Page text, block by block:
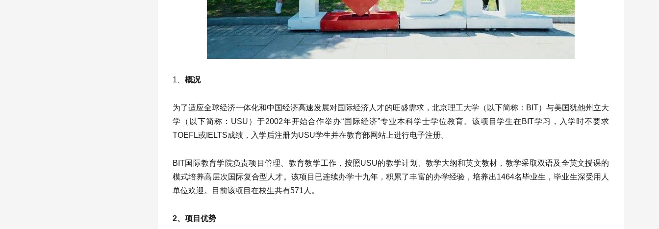
1、 概况
为了适应全球经济一体化和中国经济高速发展对国际经济人才的旺盛需求，北京理工大学（以下简称：BIT）与美国犹他州立大
学（以下简称：USU）于2002年开始合作举办“国际经济”专业本科学士学位教育。该项目学生在BIT学习，入学时不要求
TOEFL或IELTS成绩，入学后注册为USU学生并在教育部网站上进行电子注册。
BIT国际教育学院负责项目管理、教育教学工作，按照USU的教学计划、教学大纲和英文教材，教学采取双语及全英文授课的
模式培养高层次国际复合型人才。该项目已连续办学十九年，积累了丰富的办学经验，培养出1464名毕业生，毕业生深受用人
单位欢迎。目前该项目在校生共有571人。
2、项目优势